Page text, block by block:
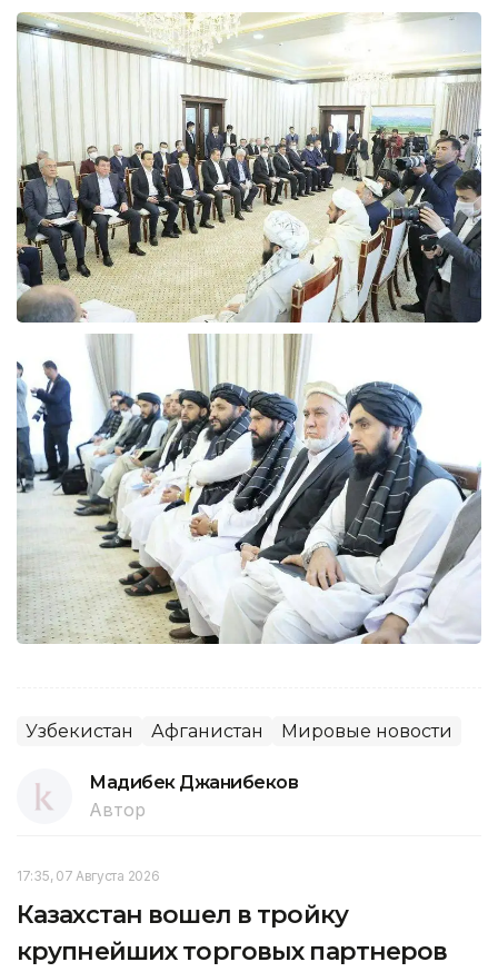
Узбекистан Афганистан Мировые новости
Мадибек Джанибеков
Автор
17:35, 07 Августа 2026
Казахстан вошел в тройку
крупнейших торговых партнеров